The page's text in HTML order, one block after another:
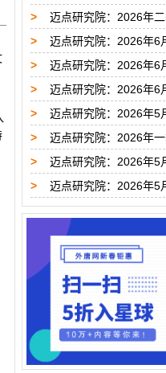
>
迈点研究院：2026年
>
迈点研究院：2026年6
>
迈点研究院：2026年6
>
迈点研究院：2026年6
>
迈点研究院：2026年5
>
迈点研究院：2026年
>
迈点研究院：2026年5
>
迈点研究院：2026年5